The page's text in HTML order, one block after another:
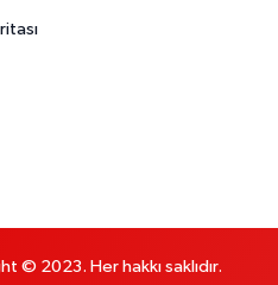
© 2023. Her hakkı saklıdır.